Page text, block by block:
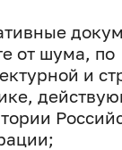
от шума, по
и